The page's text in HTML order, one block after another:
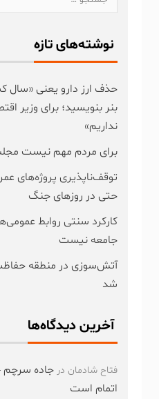
نوشته‌های تازه
حذف ارز دارو یعنی «سال
بنر بنویسید؛ برای وزیر
نداریم»
برای مردم مهم نیست
توقف‌ناپذیری پروژه‌های
حتی در روزهای جنگ
کارکرد سنتی روابط
جامعه نیست
آتش‌سوزی در منطقه
شد
آخرین دیدگاه‌ها
فتاح شادمان درجاده سرچم
اتمام است